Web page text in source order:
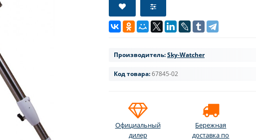
Производитель:Sky-Watcher
Код товара:67845-02
Официальный
дилер
Бережная
доставка по